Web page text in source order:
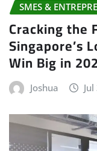
SMES &
Cracking the
Singapore’s
Win Big in
Joshua